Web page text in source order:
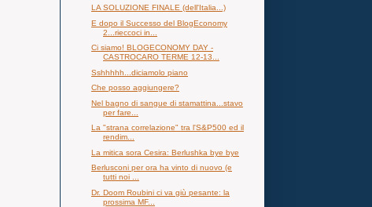
LA SOLUZIONE FINALE (dell'Italia...)
E dopo il Successo del BlogEconomy
2...rieccoci in...
Ci siamo! BLOGECONOMY DAY -
CASTROCARO TERME 12-13...
Sshhhhh...diciamolo piano
Che posso aggiungere?
Nel bagno di sangue di stamattina...stavo
per fare...
La "strana correlazione" tra l'S&P500 ed il
rendim...
La mitica sora Cesira: Berlushka bye bye
Berlusconi per ora ha vinto di nuovo (e
tutti noi ...
Dr. Doom Roubini ci va giù pesante: la
prossima MF...